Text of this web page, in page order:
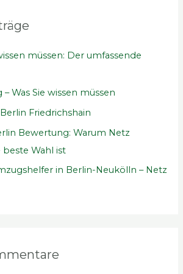
müssen: Der umfassende
Was Sie wissen müssen
Friedrichshain
Bewertung: Warum Netz
Wahl ist
in Berlin-Neukölln – Netz